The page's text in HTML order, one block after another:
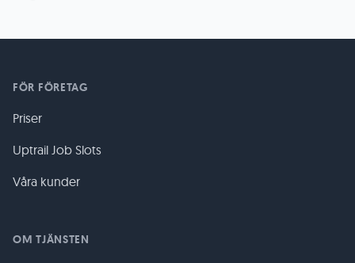
FÖR FÖRETAG
Priser
Uptrail Job Slots
Våra kunder
OM TJÄNSTEN